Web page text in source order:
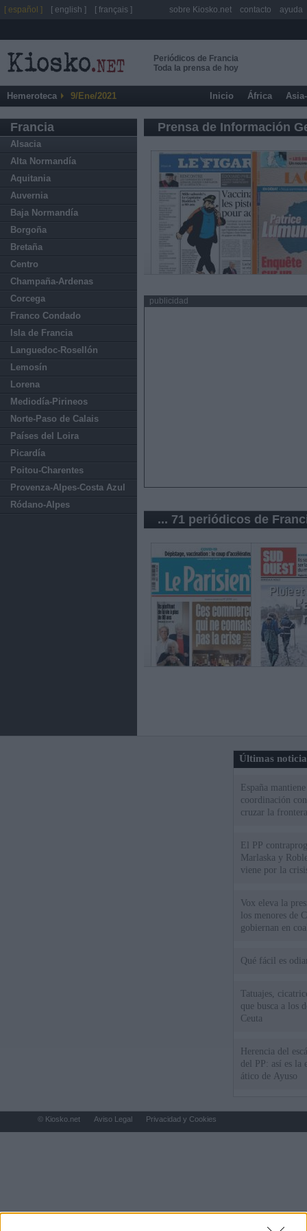
Periódicos de Francia
Toda la prensa de hoy
Hemeroteca 9/Ene/2021 Inicio África
Francia
Alsacia
Alta Normandía
Aquitania
Auvernia
Baja Normandía
Borgoña
Bretaña
Centro
Champaña-Ardenas
Corcega
Franco Condado
Isla de Francia
Languedoc-Rosellón
Lemosín
Lorena
Mediodía-Pirineos
Norte-Paso de Calais
Países del Loira
Picardía
Poitou-Charentes
Provenza-Alpes-Costa Azul
Ródano-Alpes
Prensa de Información
publicidad
... 71 periódicos de
Últimas
España
coordinación
cruzar la
El PP
Marlaska y
viene por la
Vox eleva la
los menores de
gobiernan en
Qué fácil es
Tatuajes,
que busca a los
Ceuta
Herencia del
del PP: así es la
ático de Ayuso
[ español ] [ english ] [ français ] sobre Kiosko.net contacto ayuda
© Kiosko.net Aviso Legal Privacidad y Cookies